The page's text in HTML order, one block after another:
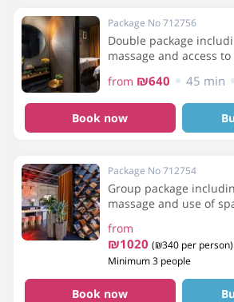
Package No 712756
Double package
massage and access
from ₪640 45 min
Book now
Package No 712754
Group package
massage and use of
from
₪1020(₪340 per person)
Minimum 3 people
Book now